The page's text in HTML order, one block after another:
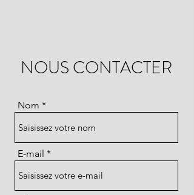
NOUS CONTACTER
Nom
E-mail